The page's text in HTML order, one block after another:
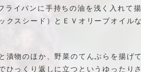
ライパンに手持ちの油を浅く入れて揚
クスシード）とＥＶオリーブオイル
漬物のほか、野菜のてんぷらを揚げ
ひっくり返しに立つというゆったり